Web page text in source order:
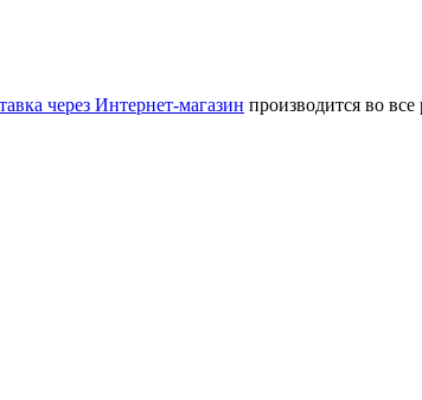
через Интернет-магазин производится во